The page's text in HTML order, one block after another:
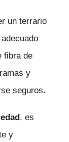
un terrario
fibra de
y
seguros.
, es
y